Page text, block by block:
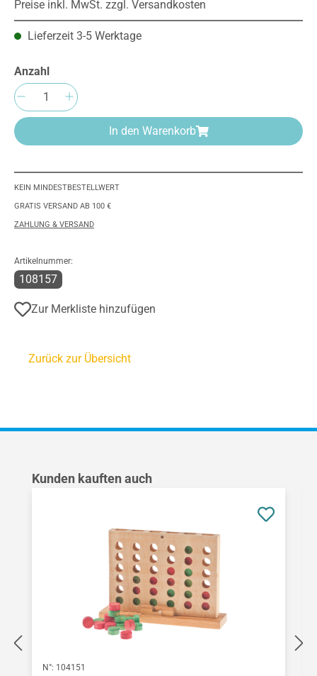
Preise inkl. MwSt. zzgl. Versandkosten
Lieferzeit 3-5 Werktage
Anzahl
Produkt Anzahl: Gib den gewünschten
In den Warenkorb
KEIN MINDESTBESTELLWERT
GRATIS VERSAND AB 100 €
ZAHLUNG & VERSAND
Artikelnummer:
108157
Zur Merkliste hinzufügen
Zurück zur Übersicht
Produktgalerie überspringen
Kunden kauften auch
N°: 104151